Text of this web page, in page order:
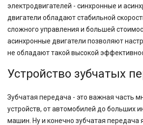
электродвигателей - синхронные и
двигатели обладают стабильной
сложного управления и большей
асинхронные двигатели позволяют
не обладают такой высокой
Устройство зубчатых
Зубчатая передача - это важная часть
устройств, от автомобилей до больших
машин. Ну и конечно зубчатая передача